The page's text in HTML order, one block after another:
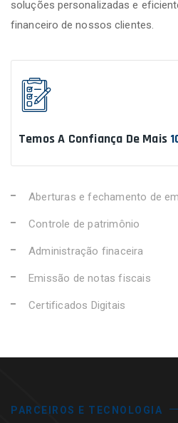
soluções personalizadas e
financeiro de nossos clientes.
Temos A Confiança De Mais
Aberturas e fechamento de
Controle de patrimônio
Administração finaceira
Emissão de notas fiscais
Certificados Digitais
PARCEIROS E TECNOLOGIA